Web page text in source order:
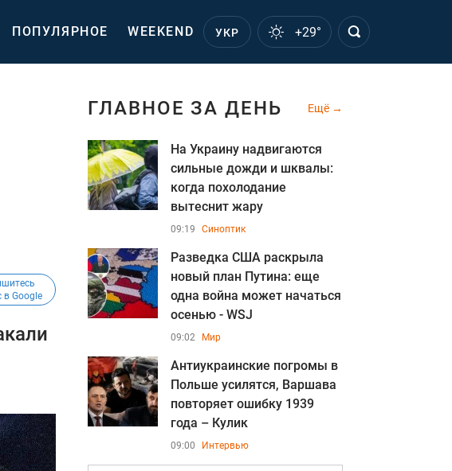
ПОПУЛЯРНОЕ WEEKEND УКР +29°
в Google
ГЛАВНОЕ ЗА ДЕНЬ Ещё
На Украину надвигаются
сильные дожди и шквалы:
когда похолодание
вытеснит жару
09:19 Синоптик
Разведка США раскрыла
новый план Путина: еще
одна война может начаться
осенью - WSJ
09:02 Мир
Антиукраинские погромы в
Польше усилятся, Варшава
повторяет ошибку 1939
года – Кулик
09:00 Интервью